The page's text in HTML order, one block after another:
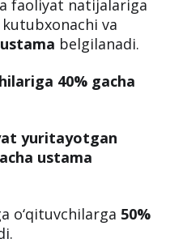
va
40% gacha
ustama